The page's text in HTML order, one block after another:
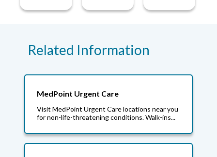
Related Information
MedPoint Urgent Care
Visit MedPoint Urgent Care locations near you
for non-life-threatening conditions. Walk-ins...